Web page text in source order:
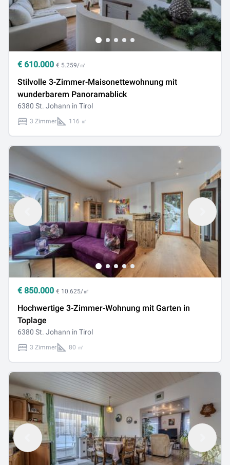
€ 610.000 € 5.259/㎡
Stilvolle 3-Zimmer-Maisonettewohnung mit
wunderbarem Panoramablick
6380 St. Johann in Tirol
3 Zimmer 116 ㎡
€ 850.000 € 10.625/㎡
Hochwertige 3-Zimmer-Wohnung mit Garten in
Toplage
6380 St. Johann in Tirol
3 Zimmer 80 ㎡